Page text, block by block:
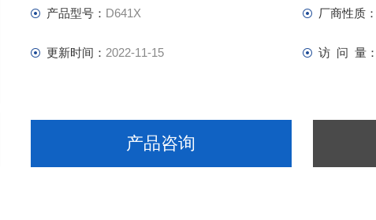
产品型号： D641X 厂商性质：
更新时间： 2022-11-15 访 问 量：
产品咨询